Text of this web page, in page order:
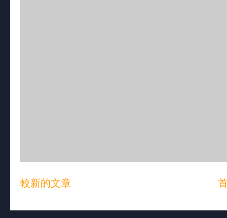
較新的文章